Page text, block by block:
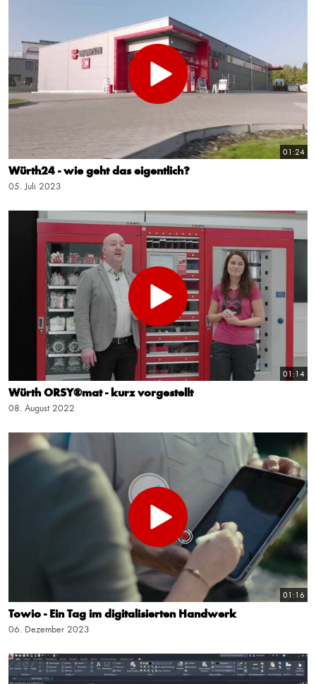
01:24
Würth24 - wie geht das eigentlich?
05. Juli 2023
01:14
Würth ORSY®mat - kurz vorgestellt
08. August 2022
01:16
Towio - Ein Tag im digitalisierten Handwerk
06. Dezember 2023